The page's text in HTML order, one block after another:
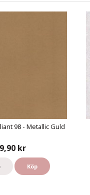
98 - Metallic Guld
9,90 kr
Köp